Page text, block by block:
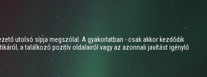
utolsó sípja megszólal. A gyakorlatban - csak akkor kezdődik
a találkozó pozitív oldalairól vagy az azonnali javítást igénylő